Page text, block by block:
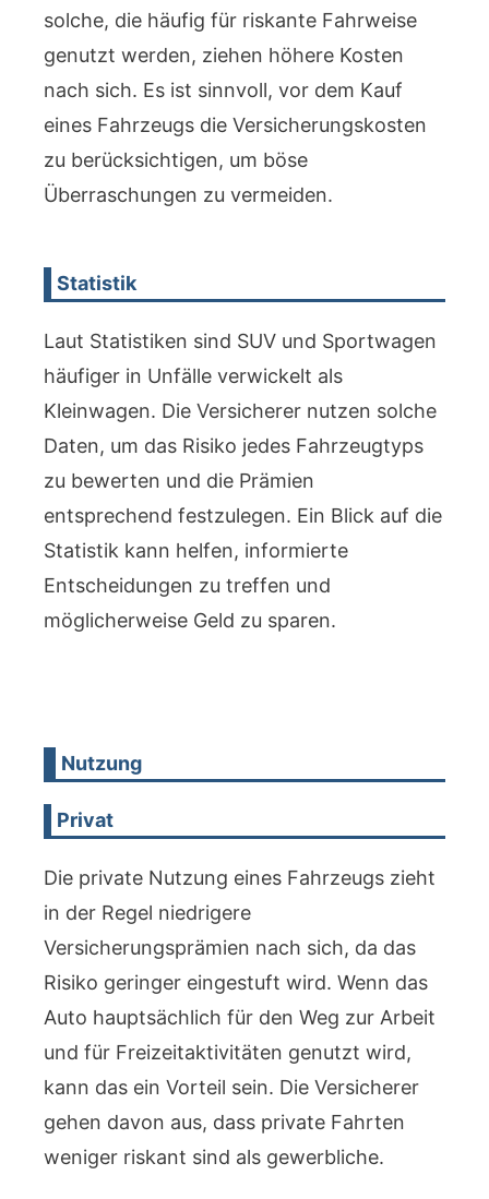
solche, die häufig für riskante Fahrweise
genutzt werden, ziehen höhere Kosten
nach sich. Es ist sinnvoll, vor dem Kauf
eines Fahrzeugs die Versicherungskosten
zu berücksichtigen, um böse
Überraschungen zu vermeiden.
Statistik
Laut Statistiken sind SUV und Sportwagen
häufiger in Unfälle verwickelt als
Kleinwagen. Die Versicherer nutzen solche
Daten, um das Risiko jedes Fahrzeugtyps
zu bewerten und die Prämien
entsprechend festzulegen. Ein Blick auf die
Statistik kann helfen, informierte
Entscheidungen zu treffen und
möglicherweise Geld zu sparen.
Nutzung
Privat
Die private Nutzung eines Fahrzeugs zieht
in der Regel niedrigere
Versicherungsprämien nach sich, da das
Risiko geringer eingestuft wird. Wenn das
Auto hauptsächlich für den Weg zur Arbeit
und für Freizeitaktivitäten genutzt wird,
kann das ein Vorteil sein. Die Versicherer
gehen davon aus, dass private Fahrten
weniger riskant sind als gewerbliche.